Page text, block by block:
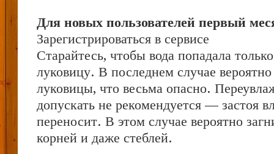
Для новых пользователей первый
Зарегистрироваться в сервисе
Старайтесь, чтобы вода попадала
луковицу. В последнем случае вероятно
луковицы, что весьма опасно.
допускать не рекомендуется — застоя
переносит. В этом случае вероятно
корней и даже стеблей.